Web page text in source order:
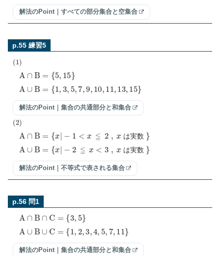
解法のPoint｜すべての部分集合と空集合
p.55 練習5
( 1)
A ∩ B= 15
A ∪ B= 3, 5, ,9 ,10, 11, 13, 15 }
解法のPoint｜集合の共通部分と和集合
(2)
A ∩ B= − < ≦ は実数 }
A ∪ B= − 2 x 3 は実数 }
解法のPoint｜不等式で表される集合
p.56 問1
A ∩ B∩ C ={ 5}
A ∪ B∪ C= 2,3 ,4 5 7 11 }
解法のPoint｜集合の共通部分と和集合